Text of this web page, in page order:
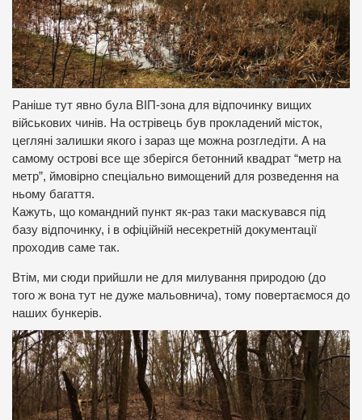
Раніше тут явно була ВІП-зона для відпочинку вищих
військових чинів. На острівець був прокладений місток,
цегляні залишки якого і зараз ще можна розгледіти. А на
самому острові все ще зберігся бетонний квадрат “метр на
метр”, ймовірно спеціально вимощений для розведення на
ньому багаття.
Кажуть, що командний пункт як-раз таки маскувався під
базу відпочинку, і в офіційній несекретній документації
проходив саме так.
Втім, ми сюди прийшли не для милування природою (до
того ж вона тут не дуже мальовнича), тому повертаємося до
наших бункерів.